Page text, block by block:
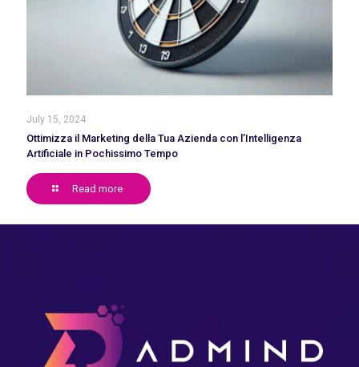
July 15, 2024
Ottimizza il Marketing della Tua Azienda con l’Intelligenza
Artificiale in Pochissimo Tempo
Read more